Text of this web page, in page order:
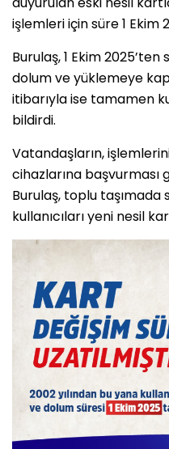
işlemleri için süre 1 Ekim
Burulaş, 1 Ekim
dolum ve yüklemeye
itibarıyla ise tamamen
bildirdi.
Vatandaşların,
cihazlarına başvurması
Burulaş, toplu taşımada
kullanıcıları yeni nesil